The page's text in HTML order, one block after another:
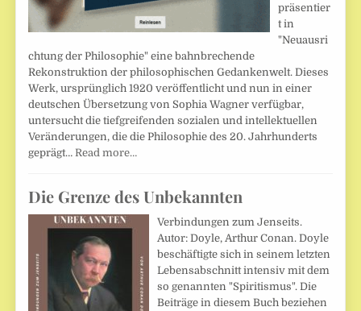
präsentier
t in
"Neuausri
chtung der Philosophie" eine bahnbrechende
Rekonstruktion der philosophischen Gedankenwelt. Dieses
Werk, ursprünglich 1920 veröffentlicht und nun in einer
deutschen Übersetzung von Sophia Wagner verfügbar,
untersucht die tiefgreifenden sozialen und intellektuellen
Veränderungen, die die Philosophie des 20. Jahrhunderts
geprägt… Read more…
Die Grenze des Unbekannten
Verbindungen zum Jenseits.
Autor: Doyle, Arthur Conan. Doyle
beschäftigte sich in seinem letzten
Lebensabschnitt intensiv mit dem
so genannten "Spiritismus". Die
Beiträge in diesem Buch beziehen